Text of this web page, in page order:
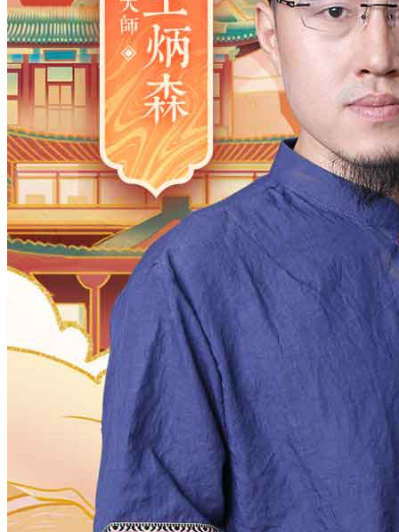
年
2028
2027 2026 2025 2024
2023
2022
2021 2020 2019 2018
2015
2014 2013 2012 2011
2009
2008 2007 2006 2005
2003
2002
2001 2000 1999 1998
1997
1995 1994 1993 1991
1990
1989
1988 1987 1986 1985
1984
1983
1982 1981 1980 1979 1978
1977
1976
1975 1974 1973 1972
1971
1969 1968 1967 1966 1965
1964
1963
1962 1961 1960 1959
1958
1957
1956 1955 1953 1952
1951
1950
1949 1948 1947
1944
1943 1942 1941 1940 1939
1938
1937
1936 1935 1934 1933
1932
1931
1930 1928 1927 1926
1924
1923 1922 1920
1919
1918
1916 1915 1914
1912
1911
1909 1908 1907
1905
1904 1903 1902 1900
12
11 7
31
30 29 28 27 25 24
22
21 20 18 17
12
11 10 9 8 7 4